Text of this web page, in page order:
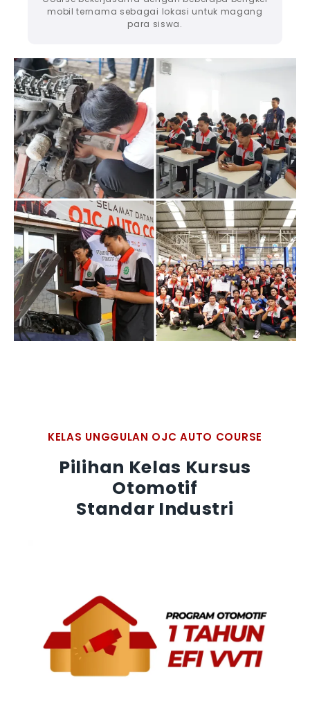
mobil ternama sebagai lokasi untuk magang
para siswa.
KELAS UNGGULAN OJC AUTO COURSE
Pilihan Kelas Kursus
Otomotif
Standar Industri